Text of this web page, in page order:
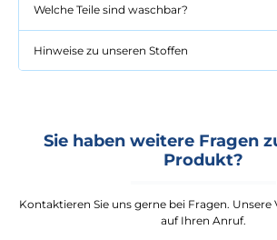
Welche Teile sind waschbar?
Hinweise zu unseren Stoffen
Sie haben weitere Fragen
Produkt?
Kontaktieren Sie uns gerne bei Fragen. Unsere
auf Ihren Anruf.